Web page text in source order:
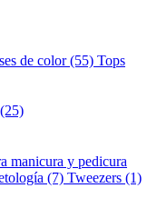
de color (55) Tops
manicura y pedicura
(7) Tweezers (1)